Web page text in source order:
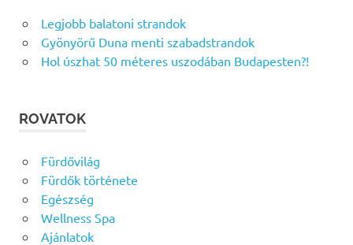
Legjobb balatoni strandok
Gyönyörű Duna menti szabadstrandok
Hol úszhat 50 méteres uszodában Budapesten?!
ROVATOK
Fürdővilág
Fürdők története
Egészség
Wellness Spa
Ajánlatok